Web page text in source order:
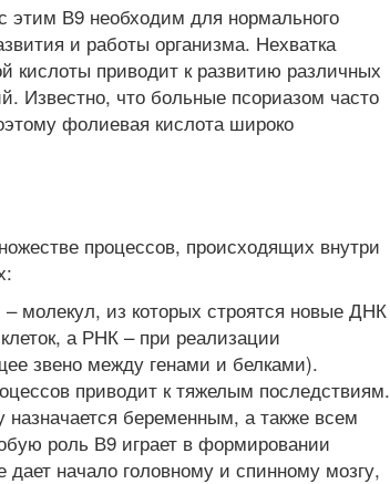
этим В9 необходим для нормального
и работы организма. Нехватка
кислоты приводит к развитию различных
Известно, что больные псориазом часто
фолиевая кислота широко
процессов, происходящих внутри
молекул, из которых строятся новые ДНК
а РНК – при реализации
звено между генами и белками).
приводит к тяжелым последствиям.
беременным, а также всем
роль В9 играет в формировании
дает начало головному и спинному мозгу,